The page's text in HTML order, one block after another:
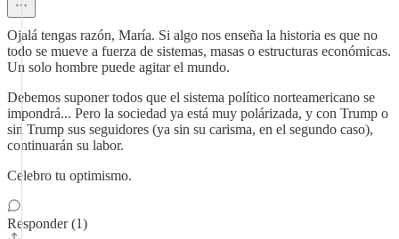
Ojalá tengas razón, María. Si algo nos enseña la historia es que no
todo se mueve a fuerza de sistemas, masas o estructuras económicas.
Un solo hombre puede agitar el mundo.
Debemos suponer todos que el sistema político norteamericano se
impondrá... Pero la sociedad ya está muy polárizada, y con Trump o
sin Trump sus seguidores (ya sin su carisma, en el segundo caso),
continuarán su labor.
Celebro tu optimismo.
Responder (1)